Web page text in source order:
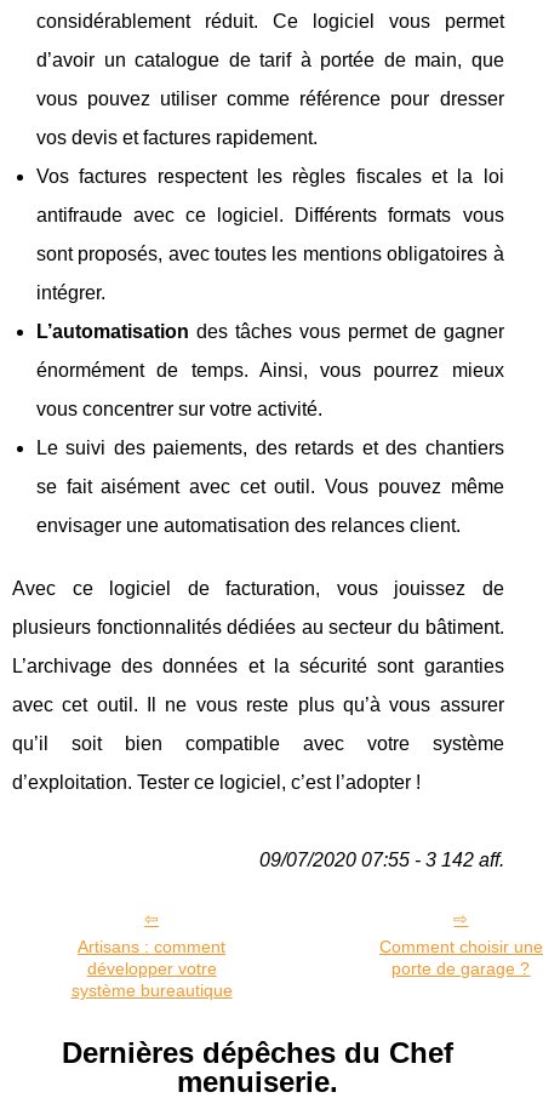
considérablement réduit. Ce logiciel vous permet
d’avoir un catalogue de tarif à portée de main, que
vous pouvez utiliser comme référence pour dresser
vos devis et factures rapidement.
Vos factures respectent les règles fiscales et la loi
antifraude avec ce logiciel. Différents formats vous
sont proposés, avec toutes les mentions obligatoires à
intégrer.
L’automatisation des tâches vous permet de gagner
énormément de temps. Ainsi, vous pourrez mieux
vous concentrer sur votre activité.
Le suivi des paiements, des retards et des chantiers
se fait aisément avec cet outil. Vous pouvez même
envisager une automatisation des relances client.
Avec ce logiciel de facturation, vous jouissez de
plusieurs fonctionnalités dédiées au secteur du bâtiment.
L’archivage des données et la sécurité sont garanties
avec cet outil. Il ne vous reste plus qu’à vous assurer
qu’il soit bien compatible avec votre système
d’exploitation. Tester ce logiciel, c’est l’adopter !
09/07/2020 07:55 - 3 142 aff.
Artisans : comment
développer votre
système bureautique
Comment choisir une
porte de garage ?
Dernières dépêches du Chef
menuiserie.